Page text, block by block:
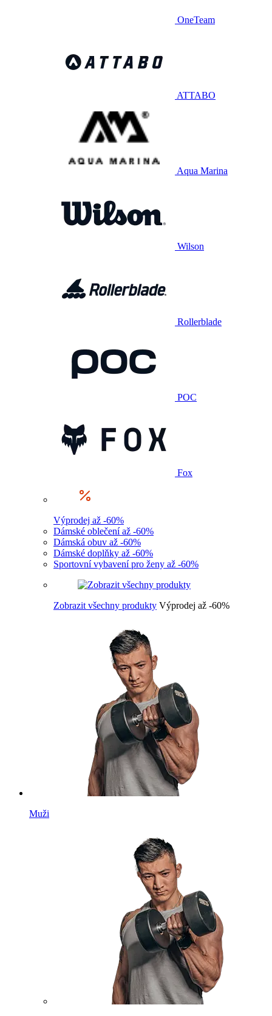
OneTeam
ATTABO
Aqua Marina
Wilson
Rollerblade
POC
Fox
Výprodej až -60%
Dámské oblečení až -60%
Dámská obuv až -60%
Dámské doplňky až -60%
Sportovní vybavení pro ženy až -60%
Zobrazit všechny produkty Výprodej až -60%
Muži